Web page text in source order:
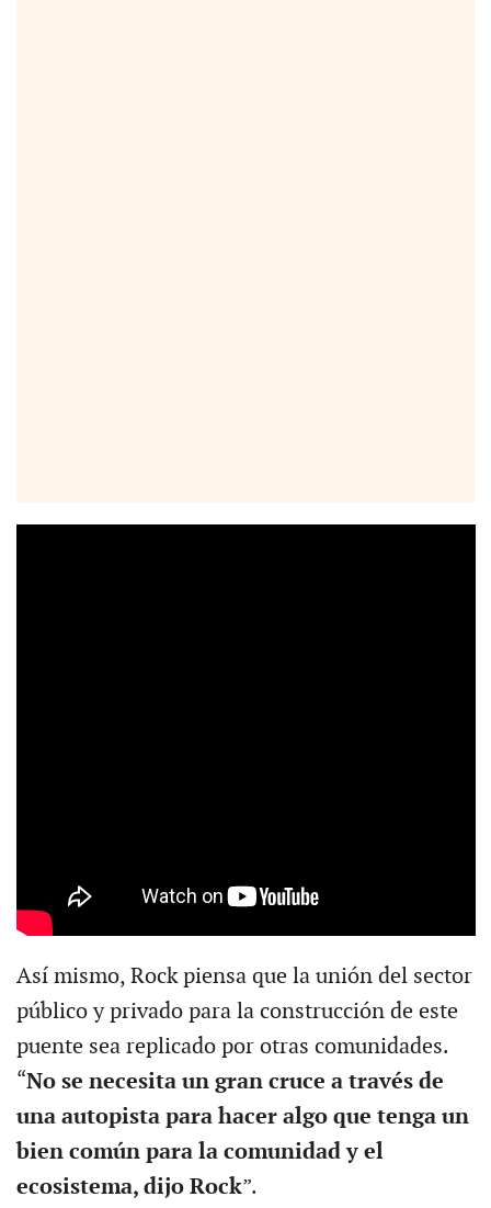
Así mismo, Rock piensa que la unión del sector
público y privado para la construcción de este
puente sea replicado por otras comunidades.
“No se necesita un gran cruce a través de
una autopista para hacer algo que tenga un
bien común para la comunidad y el
ecosistema, dijo Rock”.